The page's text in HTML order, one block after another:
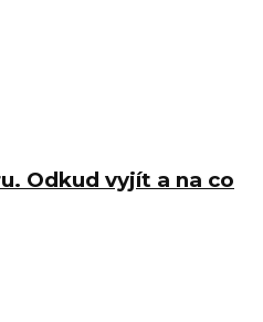
Odkud vyjít a na co